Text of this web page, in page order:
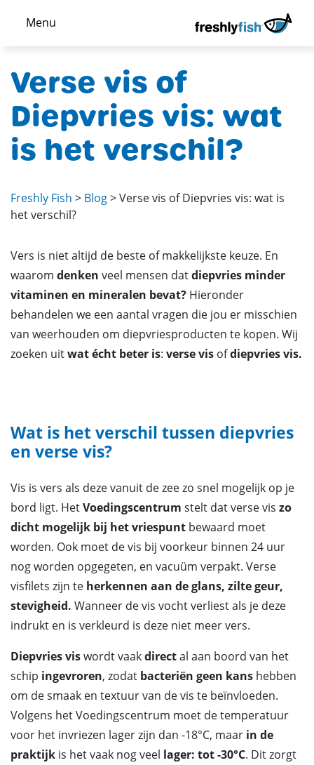
Menu
Verse vis of
Diepvries vis: wat
is het verschil?
Freshly Fish > Blog>Verse vis of Diepvries vis: wat is
het verschil?
Vers is niet altijd de beste of makkelijkste keuze. En
waarom denken veel mensen datdiepvries minder
vitaminen en mineralen bevat? Hieronder
behandelen we een aantal vragen die jou er misschien
van weerhouden om diepvriesproducten te kopen. Wij
zoeken uitwat écht beter is: verse vis ofdiepvries vis.
Wat is het verschil tussen diepvries
en verse vis?
Vis is vers als deze vanuit de zee zo snel mogelijk op je
bord ligt. HetVoedingscentrum stelt dat verse vis zo
dicht mogelijk bij het vriespunt bewaard moet
worden. Ook moet de vis bij voorkeur binnen 24 uur
nog worden opgegeten, en vacuüm verpakt. Verse
visfilets zijn te herkennen aan de glans, zilte geur,
stevigheid. Wanneer de vis vocht verliest als je deze
indrukt en is verkleurd is deze niet meer vers.
Diepvries viswordt vaakdirectal aan boord van het
schip ingevroren, zodat bacteriën geen kans hebben
om de smaak en textuur van de vis te beïnvloeden.
Volgens het Voedingscentrum moet de temperatuur
voor het invriezen lager zijn dan -18°C, maar in de
praktijk is het vaak nog veel lager: tot -30°C. Dit zorgt